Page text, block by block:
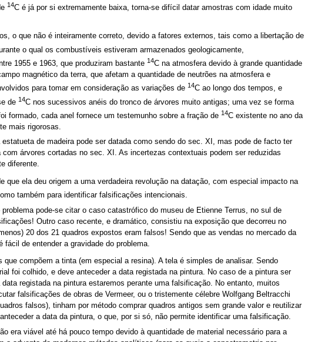
14C é já por si extremamente baixa, torna-se difícil datar amostras com idade muito
o que não é inteiramente correto, devido a fatores externos, tais como a libertação de
o qual os combustíveis estiveram armazenados geologicamente,
1955 e 1963, que produziram bastante 14C na atmosfera devido à grande quantidade
magnético da terra, que afetam a quantidade de neutrões na atmosfera e
para tomar em consideração as variações de 14C ao longo dos tempos, e
de 14C nos sucessivos anéis do tronco de árvores muito antigas; uma vez se forma
formado, cada anel fornece um testemunho sobre a fração de 14C existente no ano da
mais rigorosas.
de madeira pode ser datada como sendo do sec. XI, mas pode de facto ter
árvores cortadas no sec. XI. As incertezas contextuais podem ser reduzidas
diferente.
que ela deu origem a uma verdadeira revolução na datação, com especial impacto na
também para identificar falsificações intencionais.
pode-se citar o caso catastrófico do museu de Etienne Terrus, no sul de
Outro caso recente, e dramático, consistiu na exposição que decorreu no
20 dos 21 quadros expostos eram falsos! Sendo que as vendas no mercado da
de entender a gravidade do problema.
compõem a tinta (em especial a resina). A tela é simples de analisar. Sendo
foi colhido, e deve anteceder a data registada na pintura. No caso de a pintura ser
registada na pintura estaremos perante uma falsificação. No entanto, muitos
falsificações de obras de Vermeer, ou o tristemente célebre Wolfgang Beltracchi
falsos), tinham por método comprar quadros antigos sem grande valor e reutilizar
a data da pintura, o que, por si só, não permite identificar uma falsificação.
era viável até há pouco tempo devido à quantidade de material necessário para a